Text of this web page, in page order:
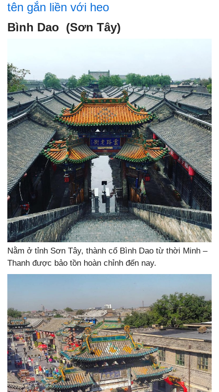
tên gắn liền với heo
Bình Dao (Sơn Tây)
Nằm ở tỉnh Sơn Tây, thành cổ Bình Dao từ thời Minh –
Thanh được bảo tồn hoàn chỉnh đến nay.